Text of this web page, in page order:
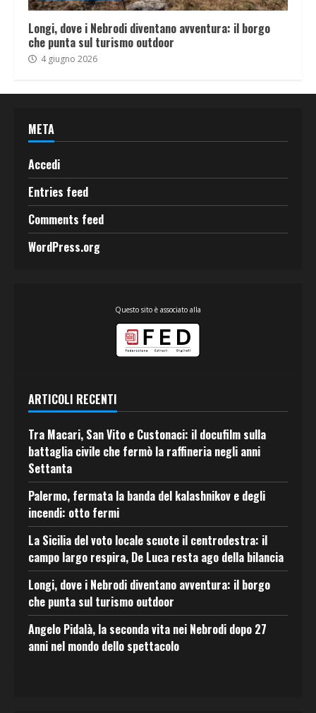
Longi, dove i Nebrodi diventano avventura: il borgo
che punta sul turismo outdoor
4 giugno 2026
META
Accedi
Entries feed
Comments feed
WordPress.org
Questo sito è associato alla
ARTICOLI RECENTI
Tra Macari, San Vito e Custonaci: il docufilm sulla
battaglia civile che fermò la raffineria negli anni
Settanta
Palermo, fermata la banda del kalashnikov e degli
incendi: otto fermi
La Sicilia del voto locale scuote il centrodestra: il
campo largo respira, De Luca resta ago della bilancia
Longi, dove i Nebrodi diventano avventura: il borgo
che punta sul turismo outdoor
Angelo Pidalà, la seconda vita nei Nebrodi dopo 27
anni nel mondo dello spettacolo